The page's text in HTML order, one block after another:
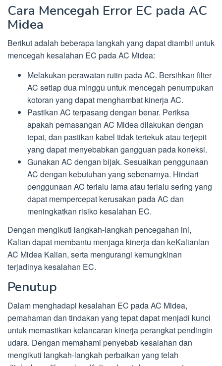
Cara Mencegah Error EC pada AC
Midea
Berikut adalah beberapa langkah yang dapat diambil untuk
mencegah kesalahan EC pada AC Midea:
Melakukan perawatan rutin pada AC. Bersihkan filter
AC setiap dua minggu untuk mencegah penumpukan
kotoran yang dapat menghambat kinerja AC.
Pastikan AC terpasang dengan benar. Periksa
apakah pemasangan AC Midea dilakukan dengan
tepat, dan pastikan kabel tidak tertekuk atau terjepit
yang dapat menyebabkan gangguan pada koneksi.
Gunakan AC dengan bijak. Sesuaikan penggunaan
AC dengan kebutuhan yang sebenarnya. Hindari
penggunaan AC terlalu lama atau terlalu sering yang
dapat mempercepat kerusakan pada AC dan
meningkatkan risiko kesalahan EC.
Dengan mengikuti langkah-langkah pencegahan ini,
Kalian dapat membantu menjaga kinerja dan keKalianlan
AC Midea Kalian, serta mengurangi kemungkinan
terjadinya kesalahan EC.
Penutup
Dalam menghadapi kesalahan EC pada AC Midea,
pemahaman dan tindakan yang tepat dapat menjadi kunci
untuk memastikan kelancaran kinerja perangkat pendingin
udara. Dengan memahami penyebab kesalahan dan
mengikuti langkah-langkah perbaikan yang telah